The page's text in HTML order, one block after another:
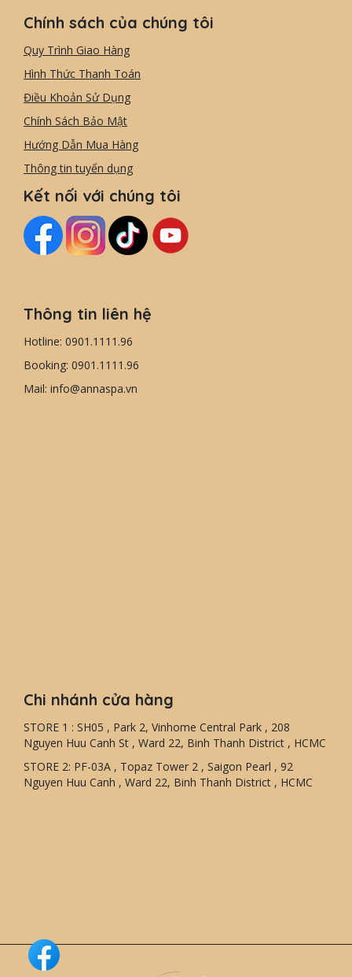
Chính sách của chúng tôi
Quy Trình Giao Hàng
Hình Thức Thanh Toán
Điều Khoản Sử Dụng
Chính Sách Bảo Mật
Hướng Dẫn Mua Hàng
Thông tin tuyển dụng
Kết nối với chúng tôi
Thông tin liên hệ
Hotline: 0901.1111.96
Booking: 0901.1111.96
Mail: info@annaspa.vn
Chi nhánh cửa hàng
STORE 1 : SH05 , Park 2, Vinhome Central Park , 208
Nguyen Huu Canh St , Ward 22, Binh Thanh District , HCMC
STORE 2: PF-03A , Topaz Tower 2 , Saigon Pearl , 92
Nguyen Huu Canh , Ward 22, Binh Thanh District , HCMC